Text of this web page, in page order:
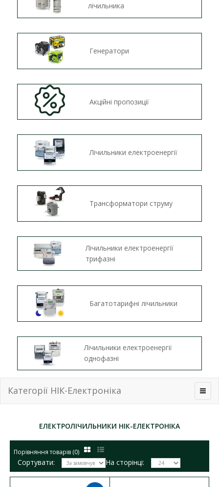
лічильника
Генератори
Акційні пропозиції
Лічильники електроенергії
Трансформатори струму
Лічильники електроенергії
трифазні
Багатотарифні лічильники
Лічильники електроенергії
однофазні
Категорії НІК-Електроніка
ЕЛЕКТРОЛІЧИЛЬНИКИ НІК-ЕЛЕКТРОНІКА
Порівняння товарів (0)
Сортувати: На сторінці: